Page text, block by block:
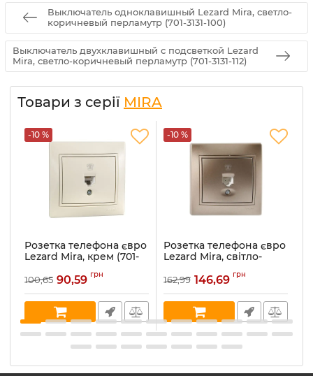
Выключатель одноклавишный Lezard Mira, светло-
коричневый перламутр (701-3131-100)
Выключатель двухклавишный с подсветкой Lezard
Mira, светло-коричневый перламутр (701-3131-112)
Товари з серії MIRA
-10 %
Розетка телефона євро
Lezard Mira, крем (701-
Артикул:701-0303-137
В наявності:5
100,65 90,59 грн
-10 %
Розетка телефона євро
Lezard Mira, світло-
перламутр (701-3131-137)
Артикул:701-3131-137
В наявності:
162,99 146,69 грн